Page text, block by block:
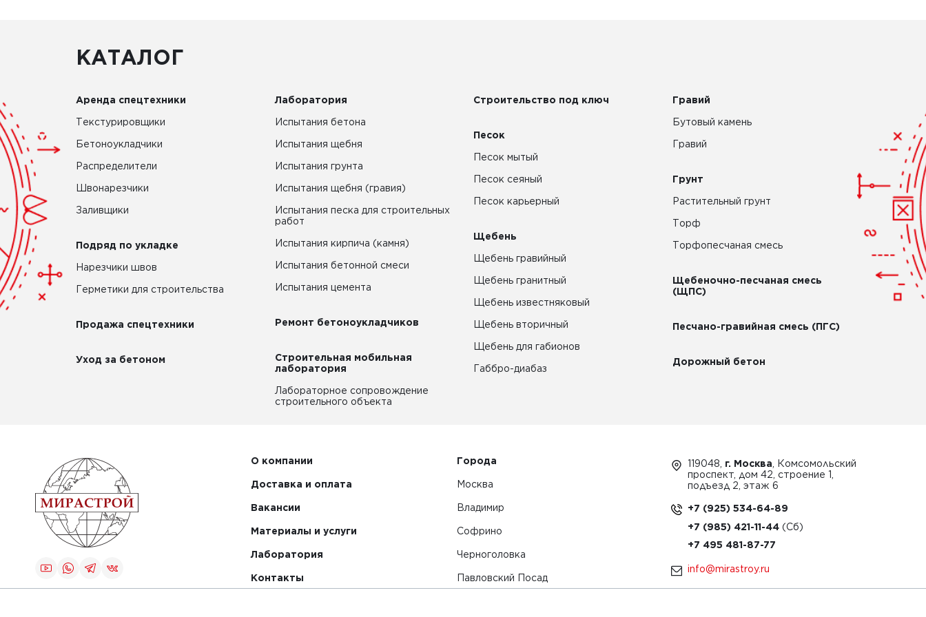
КАТАЛОГ
Аренда спецтехники
Текстурировщики
Бетоноукладчики
Распределители
Швонарезчики
Заливщики
Подряд по укладке
Нарезчики швов
Герметики для строительства
Продажа спецтехники
Уход за бетоном
Лаборатория
Испытания бетона
Испытания щебня
Испытания грунта
Испытания щебня (гравия)
Испытания песка для строительных
работ
Испытания кирпича (камня)
Испытания бетонной смеси
Испытания цемента
Ремонт бетоноукладчиков
Строительная мобильная
лаборатория
Лабораторное сопровождение
строительного объекта
Строительство под ключ
Песок
Песок мытый
Песок сеяный
Песок карьерный
Щебень
Щебень гравийный
Щебень гранитный
Щебень известняковый
Щебень вторичный
Щебень для габионов
Габбро-диабаз
Гравий
Бутовый камень
Гравий
Грунт
Растительный грунт
Торф
Торфопесчаная смесь
Щебеночно-песчаная смесь
(ЩПС)
Песчано-гравийная смесь (ПГС)
Дорожный бетон
О компании
Доставка и оплата
Вакансии
Материалы и услуги
Лаборатория
Контакты
Города
Москва
Владимир
Софрино
Черноголовка
Павловский Посад
119048, г. Москва , Комсомольский
проспект, дом 42, строение 1,
подъезд 2, этаж 6
+7 (925) 534-64-89
+7 (985) 421-11-44
+7 495 481-87-77
info@mirastroy.ru